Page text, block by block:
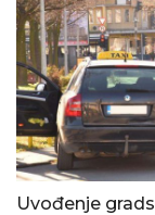
Uvođenje